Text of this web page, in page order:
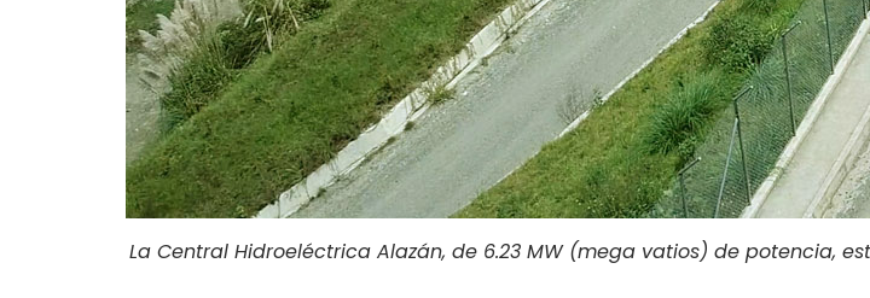
La Central Hidroeléctrica Alazán, de 6.23 MW (mega vatios) de potencia,